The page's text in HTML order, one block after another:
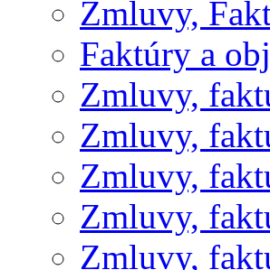
Zmluvy,
Faktúry a
Zmluvy,
Zmluvy,
Zmluvy,
Zmluvy,
Zmluvy,